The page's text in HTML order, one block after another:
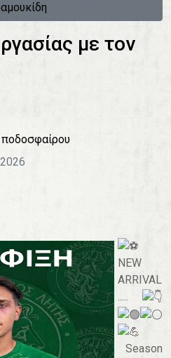
με τον
NEW
ARRIVAL
.....
Season